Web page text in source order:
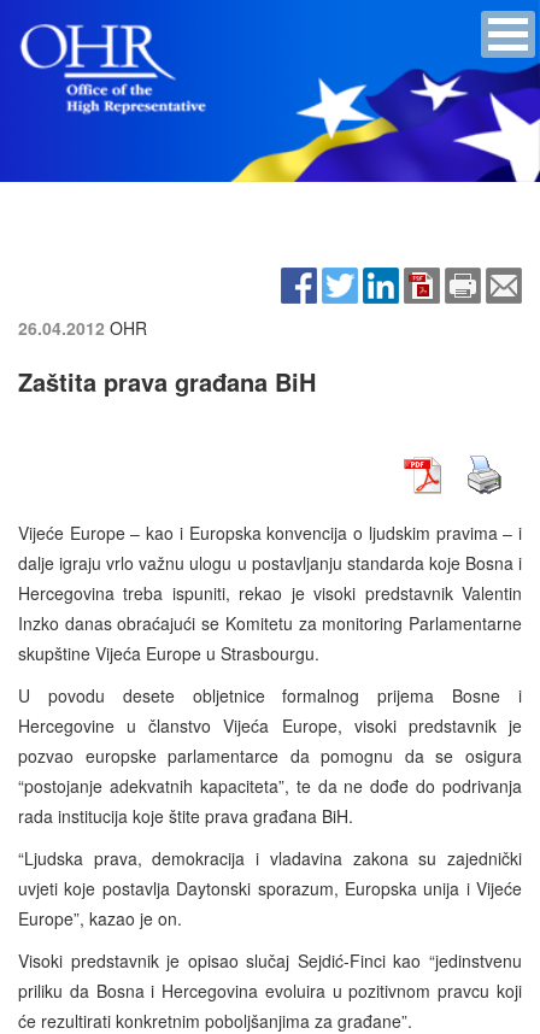
26.04.2012 OHR
Zaštita prava građana BiH
Vijeće Europe – kao i Europska konvencija o ljudskim pravima – i
dalje igraju vrlo važnu ulogu u postavljanju standarda koje Bosna i
Hercegovina treba ispuniti, rekao je visoki predstavnik Valentin
Inzko danas obraćajući se Komitetu za monitoring Parlamentarne
skupštine Vijeća Europe u Strasbourgu.
U povodu desete obljetnice formalnog prijema Bosne i
Hercegovine u članstvo Vijeća Europe, visoki predstavnik je
pozvao europske parlamentarce da pomognu da se osigura
“postojanje adekvatnih kapaciteta”, te da ne dođe do podrivanja
rada institucija koje štite prava građana BiH.
“Ljudska prava, demokracija i vladavina zakona su zajednički
uvjeti koje postavlja Daytonski sporazum, Europska unija i Vijeće
Europe”, kazao je on.
Visoki predstavnik je opisao slučaj Sejdić-Finci kao “jedinstvenu
priliku da Bosna i Hercegovina evoluira u pozitivnom pravcu koji
će rezultirati konkretnim poboljšanjima za građane”.